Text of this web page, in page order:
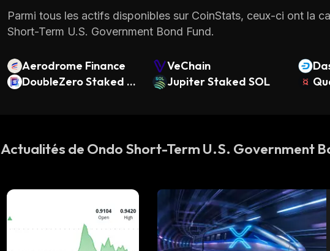
Parmi tous les actifs disponibles sur CoinStats, ceux-ci ont la
Short-Term U.S. Government Bond Fund.
Aerodrome Finance VeChain
DoubleZero Staked S
Jupiter Staked SOL
Actualités de Ondo Short-Term U.S. Government